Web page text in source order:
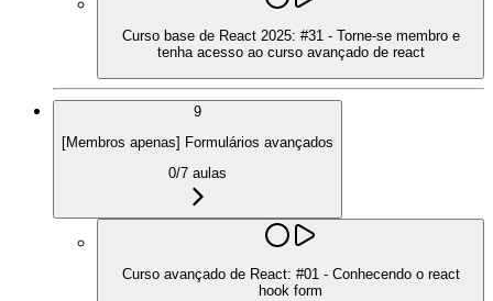
Curso base de React 2025: #31 - Torne-se membro e
tenha acesso ao curso avançado de react
9
[Membros apenas] Formulários avançados
0/7 aulas
Curso avançado de React: #01 - Conhecendo o react
hook form